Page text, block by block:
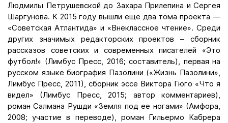
Людмилы Петрушевской до Захара Прилепина и Сергея
Шаргунова. К 2015 году вышли еще два тома проекта —
«Советская Атлантида» и «Внеклассное чтение». Среди
других значимых редакторских проектов – сборник
рассказов советских и современных писателей «Это
футбол!» (Лимбус Пресс, 2016; составитель), первая на
русском языке биография Пазолини («Жизнь Пазолини»,
Лимбус Пресс, 2011), сборник эссе Виктора Гюго «Что я
видел» (Лимбус Пресс, 2015; автор комментариев),
роман Салмана Рушди «Земля под ее ногами» (Амфора,
2008; участие в переводе), роман Гильермо Кабрера